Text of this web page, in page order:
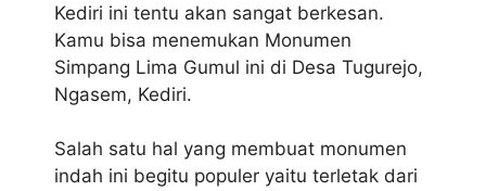
Kediri ini tentu akan sangat berkesan.
Kamu bisa menemukan Monumen
Simpang Lima Gumul ini di Desa Tugurejo,
Ngasem, Kediri.
Salah satu hal yang membuat monumen
indah ini begitu populer yaitu terletak dari